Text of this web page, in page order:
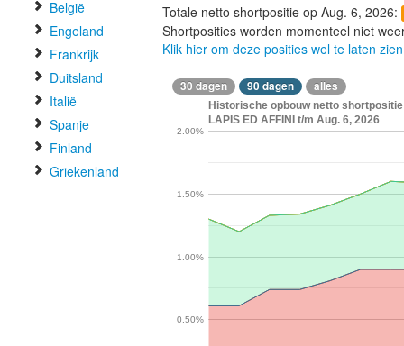
België
Engeland
Frankrijk
Duitsland
Italië
Spanje
Finland
Griekenland
Totale netto shortpositie op Aug. 6, 2026:
Shortposities worden momenteel niet
Klik hier om deze posities wel te laten zien
30 dagen 90 dagen alles
Historische opbouw netto
LAPIS ED AFFINI t/m Aug. 6, 2026
0.50%
1.00%
1.50%
2.00%